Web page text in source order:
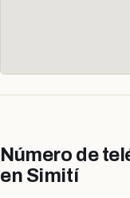
Número de
en Simití